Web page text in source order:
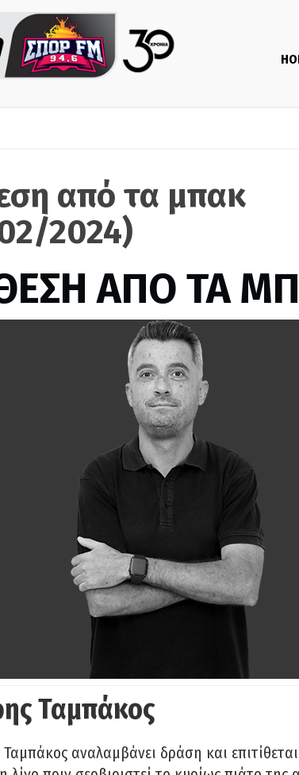
από τα μπακ
2024)
ΑΠΟ ΤΑ
Ταμπάκος
αναλαμβάνει δράση και